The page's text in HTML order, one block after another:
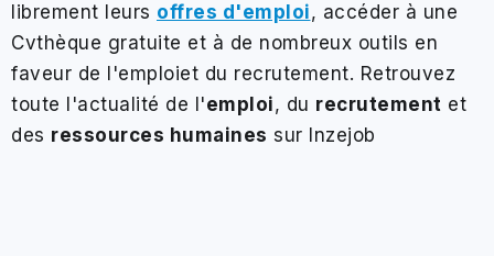
librement leurs offres d'emploi, accéder à une
Cvthèque gratuite et à de nombreux outils en
faveur de l'emploiet du recrutement. Retrouvez
toute l'actualité de l'emploi, du recrutement et
des ressources humaines sur Inzejob